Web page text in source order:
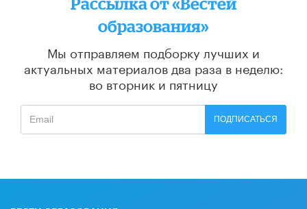
образования»
Мы отправляем подборку лучших и
актуальных материалов два раза в неделю:
во вторник и пятницу
ПОДПИСАТЬСЯ